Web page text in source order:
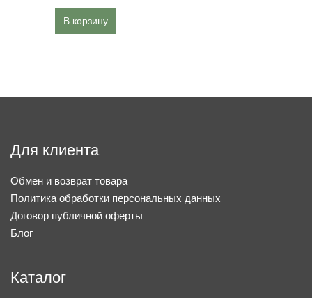
В корзину
Для клиента
Обмен и возврат товара
Политика обработки персональных данных
Договор публичной оферты
Блог
Каталог